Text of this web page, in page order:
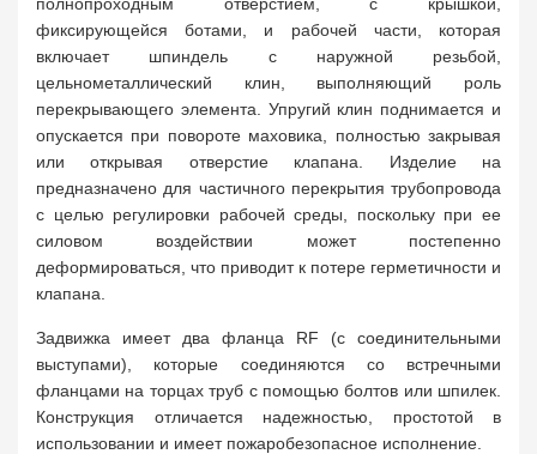
фиксирующейся ботами, и рабочей части, которая
включает шпиндель с наружной резьбой,
цельнометаллический клин, выполняющий роль
перекрывающего элемента. Упругий клин поднимается и
опускается при повороте маховика, полностью закрывая
или открывая отверстие клапана. Изделие на
предназначено для частичного перекрытия трубопровода
с целью регулировки рабочей среды, поскольку при ее
силовом воздействии может постепенно
деформироваться, что приводит к потере герметичности и
клапана.
Задвижка имеет два фланца RF (с соединительными
выступами), которые соединяются со встречными
фланцами на торцах труб с помощью болтов или шпилек.
Конструкция отличается надежностью, простотой в
использовании и имеет пожаробезопасное исполнение.